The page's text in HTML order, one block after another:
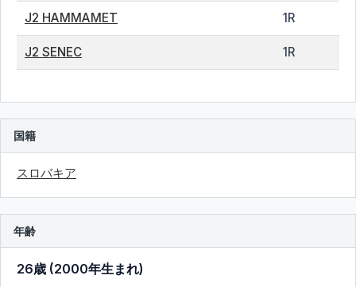
J2 HAMMAMET 1R
J2 SENEC 1R
国籍
スロバキア
年齢
26歳 (2000年生まれ)